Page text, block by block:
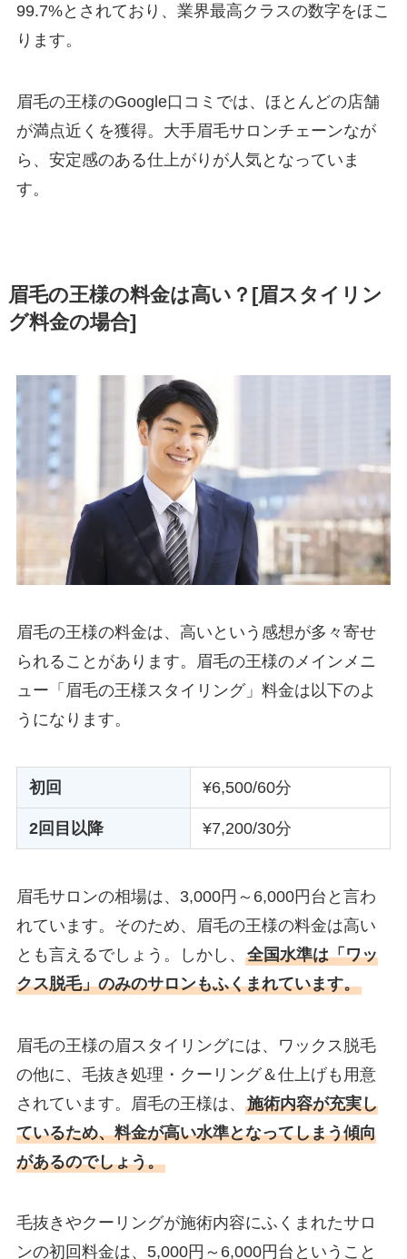
99.7%とされており、業界最高クラスの数字をほこ
ります。
眉毛の王様のGoogle口コミでは、ほとんどの店舗
が満点近くを獲得。大手眉毛サロンチェーンなが
ら、安定感のある仕上がりが人気となっていま
す。
眉毛の王様の料金は高い？[眉スタイリン
グ料金の場合]
眉毛の王様の料金は、高いという感想が多々寄せ
られることがあります。眉毛の王様のメインメニ
ュー「眉毛の王様スタイリング」料金は以下のよ
うになります。
初回 ¥6,500/60分
2回目以降 ¥7,200/30分
眉毛サロンの相場は、3,000円～6,000円台と言わ
れています。そのため、眉毛の王様の料金は高い
とも言えるでしょう。しかし、 全国水準は「ワッ
クス脱毛」のみのサロンもふくまれています。
眉毛の王様の眉スタイリングには、ワックス脱毛
の他に、毛抜き処理・クーリング＆仕上げも用意
されています。眉毛の王様は、 施術内容が充実し
ているため、料金が高い水準となってしまう傾向
があるのでしょう。
毛抜きやクーリングが施術内容にふくまれたサロ
ンの初回料金は、5,000円～6,000円台ということ